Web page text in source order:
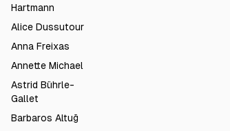
Hartmann
Alice Dussutour
Anna Freixas
Annette Michael
Astrid Bührle-
Gallet
Barbaros Altuğ